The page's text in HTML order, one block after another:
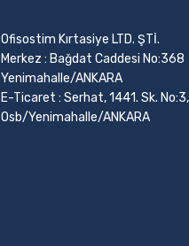
Ofisostim Kırtasiye LTD. ŞTİ.
Merkez : Bağdat Caddesi No:368
Yenimahalle/ANKARA
E-Ticaret : Serhat, 1441. Sk.
Osb/Yenimahalle/ANKARA